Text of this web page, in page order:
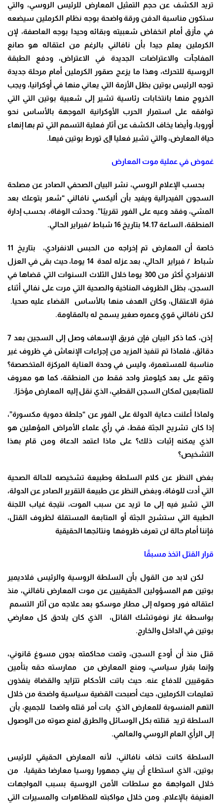
تريد الكشف عن حجم التمثيل المعارض للرئيس الروسي، والتي
ستكون مناسبة الدفن ورقة واضحة بوجه نظام الكرملين سيضعه
في مأزق أمام انخفاض شعبيته وبقائه وحيدا بوجه العاصفة، لإن
الكرملين يعلم جيدا بأن نافالني بالرغم من اعتقاله هو صانع
المفاجآت والاعتراضات الجديدة في الاعتراض، ودفع الطبقة
الروسية للتحرك، وهذا ما يزعج صقور الكرملين أمام مرحلة جديدة
توجه الرئيس بوتين بظل الأزمة التي يعاني منها في أوكرانيا، ويجب
الخروج منها بانتخابات رئاسية تشير إلى شعبية بوتين التي التي
توافقه على استمرار الحرب الأوكرانية الموجهة بالأساس نحو
أوروبا، وأيضا يخاف الكشف عن آثار فعلية التسمم التي تم بها إنهاء
حياة المعارض، والتي تشير فعليا اإى تورط بوتين فيها.
غموض في عملية موت المعارض
بحسب الإعلام الروسي، نشر البيان الصحفي الصادر عن مصلحة
السجون الفيدرالية ويفيد بأن أليكسي نافالني “شعر بتوعك بعد
المشي، وفقد وعيه على الفور تقريبًا”. وحدثت الوفاة، بحسب إدارة
المنطقة، الساعة 14.17 بتاريخ 16 شباط /فبراير الحالي.
خاصة أن المعارض تم إخراجه من الحبس الانفرادي، بتاريخ 11
شباط / فبراير الحالي، بعد عزله لمدة 14 يوما، حيث بقى في العزل
الانفرادي أكثر من 300 يوما خلال الثلاث السنوات التي قضاها في
السجن، بظل الظروف المناخية والصحية التي مرت على نفالي أثناء
فترة الاعتقال، وكان الهدف منها بالأساس القضاء عليه صحيا.
لكن نافالني قوي وعمره صغير يسمح له بالمقاومة.
إذن، كما ذكر البيان فإن فريق الإسعاف وصل إلى السجين بعد 7
دقائق، فلماذا تم تنفيذ المزيد من إجراءات الإنعاش في ظروف غير
مناسبة للمستعمرة، وليس في وحدة العناية المركزة المتخصصة؟
وتقع على بعد كيلومتر واحد فقط من المنطقة، كما هو معروف
للمتابعين لمكان السجن القطبي، الذي نقل إليه المعارض مؤخرًا.
ولماذا أعلنت دعاية الدولة على الفور عن “جلطة دموية مكسورة”،
إذا كان تشريح الجثة فقط، في رأي علماء الأمراض المؤهلين هو
الذي يمكنه إثبات ذلك؟ على ماذا اعتمد الدعاة ومن قام بهذا
التشخيص؟
بغض النظر عن كلام السلطة وطبيعة تشخيصه للحالة الصحية
التي أدت للوفاة، وبغض النظر عن طبيعة التقرير الصادر عن الدولة،
التي تشير فيه إلى ما تريد عن سبب الموت، نتيجة غياب اللجنة
الطبية التي ستشرح الجثة أو المتابعة المستقلة لظروف القتل،
فإننا أمام حالة لن تعرف ظروفها ونتائجها الحقيقية
قرار القتل اتخذ مسبقًا
لكن لابد من القول بأن السلطة الروسية والرئيس فلاديمير
بوتين هم المسؤولين الحقيقيين عن موت المعارض نافالني، منذ
اعتقاله فور وصوله إلى مطار موسكو بعد علاجه من آثار التسمم
بواسطة غاز نوفوتشك القاتل، الذي كان يلاحق كل معارضي
بوتين في الداخل والخارج.
قتل منذ أن أودع السجن، وتمت محاكمته بدون مسوغ قانوني،
وإنما بقرار سياسي، ومنع المعارض من ممارسته حقه بتأمين
حقوقيين للدفاع عنه. حيث باتت الأحكام تتزايد والقضاة ينفذون
تعليمات الكرملين، حيث أصبحت القضية سياسية واضحة من خلال
التهم المنسوبة للمعارض الذي بات أمر قتله واضحا للجميع، بأن
السلطة تريد قتلته بكل الوسائل والطرق لمنع صوته من الوصول
إلى الرأي العام الروسي والعالمي.
السلطة كانت تخاف نافالني، لأنه المعارض الحقيقي للرئيس
بوتين، الذي استطاع أن يبني جمهورا روسيا معارضا حقيقيا، من
خلال المواجهة مع سلطات الأمن الروسية بسبب المواجهات
العنيفة بالإعلام. ومن خلال مواكبته للمظاهرات والمسيرات التي